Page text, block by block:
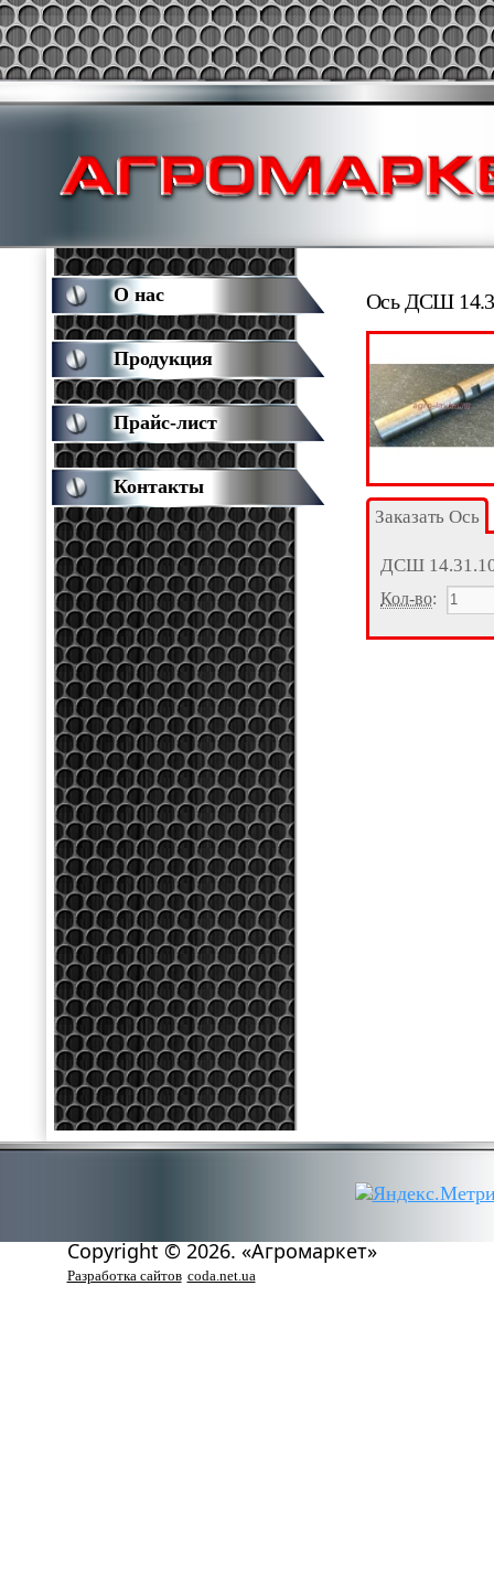
Ось ДСШ
Заказать Ось
ДСШ
Кол-во:
О нас
Продукция
Прайс-лист
Контакты
Copyright © 2026. «Агромаркет»
Разработка сайтов coda.net.ua